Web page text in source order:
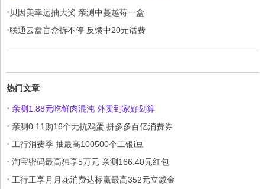
·贝因美幸运抽大奖 亲测中蔓越莓一盒
·联通云盘盲盒拆不停 反馈中20元话费
热门文章
· 亲测1.88元吃鲜肉混沌 外卖到家好划算
· 亲测0.11购16个无抗鸡蛋 拼多多百亿消费券
· 工行消费季 抽最高100500个工银i豆
· 淘宝密码最高独享5万元 亲测166.40元红包
· 工行工享月月花消费达标赢最高352元立减金